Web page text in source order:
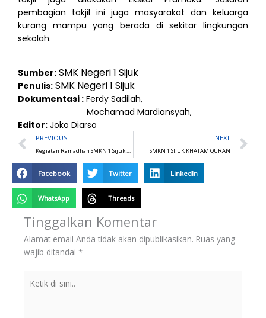
pembagian takjil ini juga masyarakat dan keluarga
kurang mampu yang berada di sekitar lingkungan
sekolah.
Sumber: SMK Negeri 1 Sijuk
Penulis: SMK Negeri 1 Sijuk
Dokumentasi : Ferdy Sadilah,
Mochamad Mardiansyah,
Editor: Joko Diarso
Prev
PREVIOUS
Kegiatan Ramadhan SMKN 1 Sijuk 1444 H
NEXT
SMKN 1 SIJUK KHATAM QURAN
Facebook Twitter LinkedIn
WhatsApp Threads
Tinggalkan Komentar
Alamat email Anda tidak akan dipublikasikan. Ruas yang
wajib ditandai *